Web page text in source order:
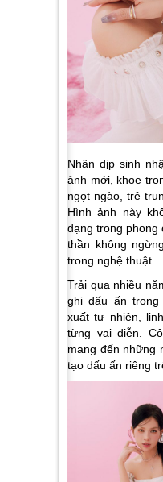
Nhân dịp sinh
ảnh mới, khoe
ngọt ngào, trẻ
Hình ảnh này
dạng trong phong
thần không
trong nghệ thuật.
Trải qua nhiều
ghi dấu ấn
xuất tự nhiên,
từng vai diễn.
mang đến những
tạo dấu ấn riêng